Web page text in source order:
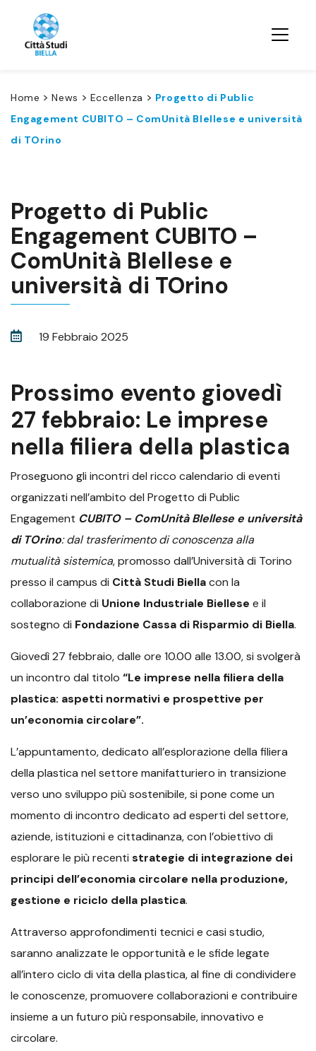
Home >News > Eccellenza > Progetto di Public
Engagement CUBITO – ComUnità BIellese e università
di TOrino
Progetto di Public
Engagement CUBITO –
ComUnità BIellese e
università di TOrino
19 Febbraio 2025
Prossimo evento giovedì
27 febbraio: Le imprese
nella filiera della plastica
Proseguono gli incontri del ricco calendario di eventi
organizzati nell’ambito del Progetto di Public
Engagement CUBITO – ComUnità BIellese e università
di TOrino: dal trasferimento di conoscenza alla
mutualità sistemica, promosso dall’Università di Torino
presso il campus di Città Studi Biellacon la
collaborazione di Unione Industriale Biellese e il
sostegno di Fondazione Cassa di Risparmio di Biella.
Giovedì 27 febbraio, dalle ore 10.00 alle 13.00, si svolgerà
un incontro dal titolo “Le imprese nella filiera della
plastica: aspetti normativi e prospettive per
un’economia circolare”.
L’appuntamento, dedicato all’esplorazione della filiera
della plastica nel settore manifatturiero in transizione
verso uno sviluppo più sostenibile, si pone come un
momento di incontro dedicato ad esperti del settore,
aziende, istituzioni e cittadinanza, con l’obiettivo di
esplorare le più recenti strategie di integrazione dei
principi dell’economia circolare nella produzione,
gestione e riciclo della plastica.
Attraverso approfondimenti tecnici e casi studio,
saranno analizzate le opportunità e le sfide legate
all’intero ciclo di vita della plastica, al fine di condividere
le conoscenze, promuovere collaborazioni e contribuire
insieme a un futuro più responsabile, innovativo e
circolare.